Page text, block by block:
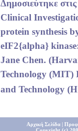
Δημοσιεύτηκε
Clinical
protein synthesis
eIF2{alpha}
Jane Chen.
Technology (MIT)
and Technology
Αρχική Σελίδα|